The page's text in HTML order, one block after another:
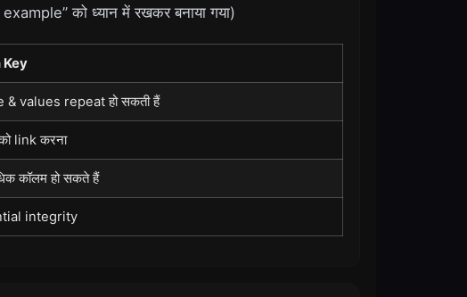
को ध्यान में रखकर बनाया गया)
Key
& values repeat हो सकती हैं
link करना
कॉलम हो सकते हैं
integrity